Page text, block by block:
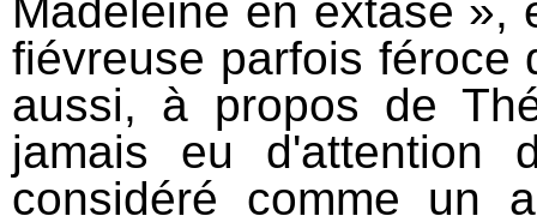
Madeleine en extase »,
fiévreuse parfois féroce
aussi, à propos de
jamais eu d'attention
considéré comme un